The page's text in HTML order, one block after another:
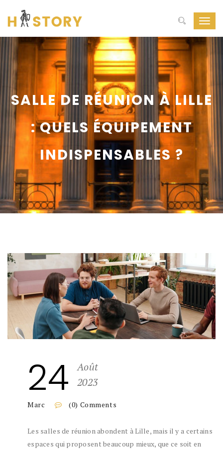
SALLE DE RÉUNION À LILLE
: QUELS ÉQUIPEMENT
INDISPENSABLES ?
24
Août
2023
Marc (0) Comments
Les salles de réunion abondent à Lille, mais il y a certains
espaces qui proposent beaucoup mieux, que ce soit en